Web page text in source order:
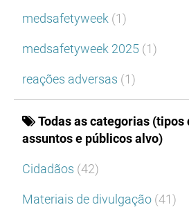
medsafetyweek (1)
medsafetyweek 2025 (1)
reações adversas (1)
Todas as categorias (tipos
assuntos e públicos alvo)
Cidadãos (42)
Materiais de divulgação (41)